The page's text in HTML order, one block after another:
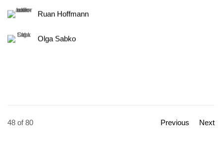
Ruan Hoffmann
Olga Sabko
Previous Next
48 of 80